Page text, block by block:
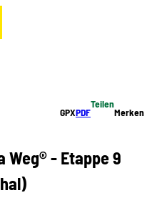
GPXPDF
Teilen
Merken
Weg® - Etappe 9